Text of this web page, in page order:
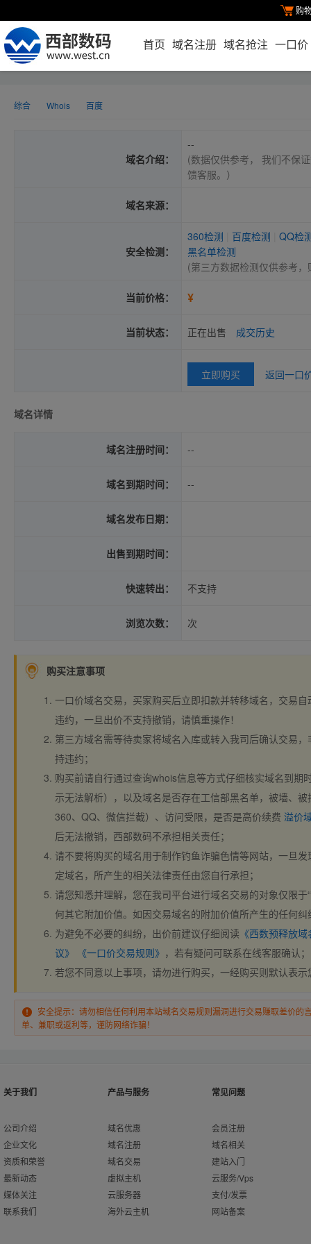
购
首页 域名注册 域名抢注 一口价
综合 Whois 百度
域名介绍：
--
(数据仅供参考， 我们不保
馈客服。）
域名来源：
安全检测：
360检测 百度检测
QQ检
黑名单检测
(第三方数据检测仅供参考
当前价格： ¥
当前状态： 正在出售 成交历史
立即购买 返回一口
域名详情
域名注册时间： --
域名到期时间： --
域名发布日期：
出售到期时间：
快速转出： 不支持
浏览次数： 次
购买注意事项
一口价域名交易，买家购买后立即扣款并转移域名，交易
违约，一旦出价不支持撤销，请慎重操作！
第三方域名需等待卖家将域名入库或转入我司后确认交易
持违约；
购买前请自行通过查询whois信息等方式仔细核实域名到期
示无法解析），以及域名是否存在工信部黑名单，被墙、
360、QQ、微信拦截）、访问受限，是否是高价续费 溢价
后无法撤销，西部数码不承担相关责任；
请不要将购买的域名用于制作钓鱼诈骗色情等网站，一旦
定域名，所产生的相关法律责任由您自行承担；
请您知悉并理解，您在我司平台进行域名交易的对象仅限于
何其它附加价值。如因交易域名的附加价值所产生的任何
为避免不必要的纠纷，出价前建议仔细阅读 《西数预释放
议》
《一口价交易规则》 ，若有疑问可联系在线客服确认；
若您不同意以上事项，请勿进行购买，一经购买则默认表
安全提示：请勿相信任何利用本站域名交易规则漏洞进行交易赚取差价的
单、兼职或返利等，谨防网络诈骗！
关于我们
公司介绍
企业文化
资质和荣誉
最新动态
媒体关注
联系我们
产品与服务
域名优惠
域名注册
域名交易
虚拟主机
云服务器
海外云主机
常见问题
会员注册
域名相关
建站入门
云服务/Vps
支付/发票
网站备案